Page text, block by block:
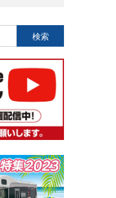
索: